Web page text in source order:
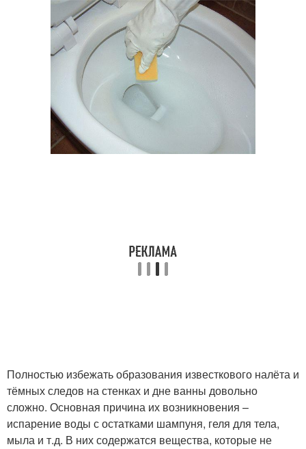
Полностью избежать образования известкового налёта и
тёмных следов на стенках и дне ванны довольно
сложно. Основная причина их возникновения –
испарение воды с остатками шампуня, геля для тела,
мыла и т.д. В них содержатся вещества, которые не